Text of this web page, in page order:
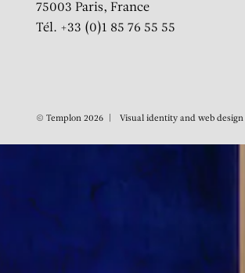
75003 Paris, France
Tél. +33 (0)1 85 76 55 55
© Templon 2026 Visual identity and web design